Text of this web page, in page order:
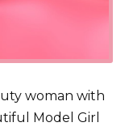
woman with
Model Girl